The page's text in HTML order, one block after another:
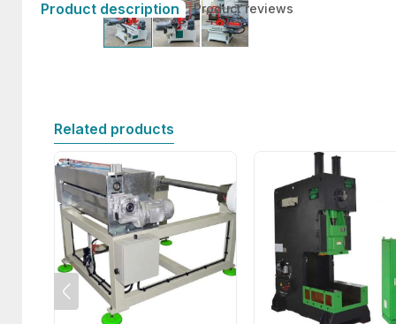
Product description Product reviews
Related products